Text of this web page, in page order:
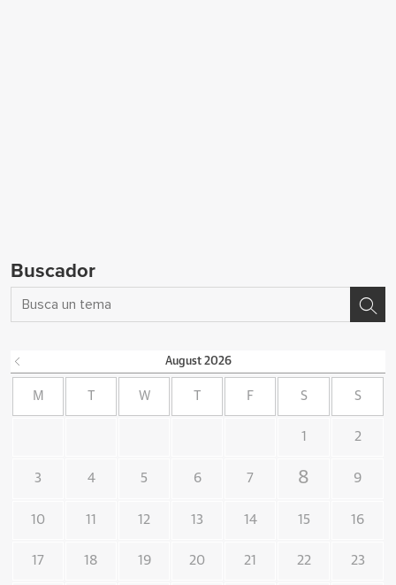
Buscador
August 2026
M W F S S
1 2
3 4 5 6 7 8 9
10 11 12 13 14 15 16
17 18 19 20 21 22 23